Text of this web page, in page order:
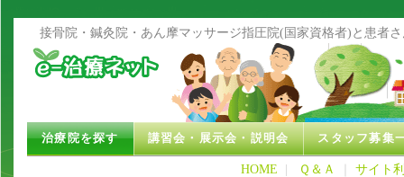
接骨院・鍼灸院・あん摩マッサージ指圧院(国家資格者)と患者
治療院を探す 講習会・展示会・説明会 スタッフ募集
HOME | Ｑ＆Ａ サイト